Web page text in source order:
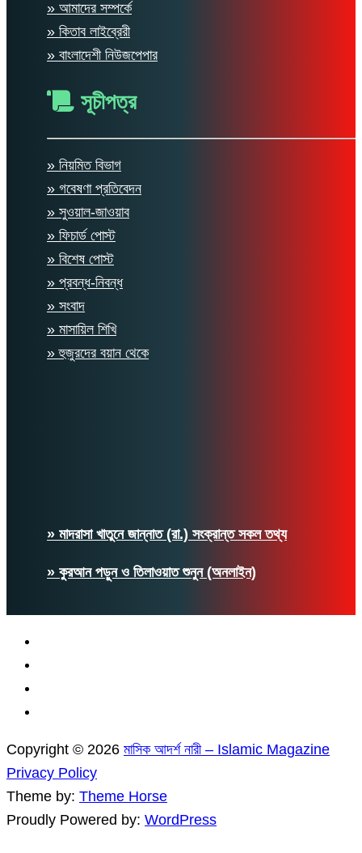
» আমাদের সম্পর্কে
» কিতাব লাইব্রেরী
» বাংলাদেশী নিউজপেপার
সূচীপত্র
» নিয়মিত বিভাগ
» গবেষণা প্রতিবেদন
» সুওয়াল-জাওয়াব
» ফিচার্ড পোস্ট
» বিশেষ পোস্ট
» প্রবন্ধ-নিবন্ধ
» সংবাদ
» মাসায়িল শিখি
» হুজুরদের বয়ান থেকে
» মাদরাসা খাতুনে জান্নাত (রা.) সংক্রান্ত সকল তথ্য
» কুরআন পড়ুন ও তিলাওয়াত শুনুন (অনলাইন)
Copyright © 2026 মাসিক আদর্শ নারী – Islamic Magazine
Privacy Policy
Theme by: Theme Horse
Proudly Powered by: WordPress